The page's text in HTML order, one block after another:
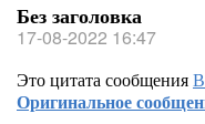
Без заголовка
17-08-2022 16:47
Это цитата сообщения
Оригинальное